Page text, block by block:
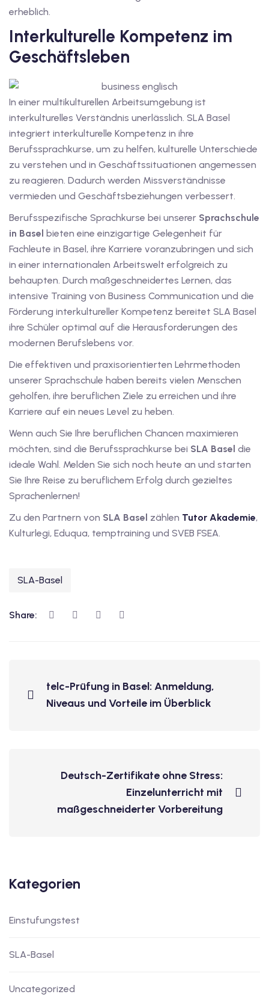
mit Gutschein
mit
den fide-Test
erheblich.
Interkulturelle Kompetenz im
Geschäftsleben
In einer multikulturellen Arbeitsumgebung ist
interkulturelles Verständnis unerlässlich. SLA Basel
integriert interkulturelle Kompetenz in ihre
Berufssprachkurse, um zu helfen, kulturelle Unterschiede
zu verstehen und in Geschäftssituationen angemessen
zu reagieren. Dadurch werden Missverständnisse
vermieden und Geschäftsbeziehungen verbessert.
Berufsspezifische Sprachkurse bei unserer Sprachschule
in Basel bieten eine einzigartige Gelegenheit für
Fachleute in Basel, ihre Karriere voranzubringen und sich
in einer internationalen Arbeitswelt erfolgreich zu
behaupten. Durch maßgeschneidertes Lernen, das
intensive Training von Business Communication und die
Förderung interkultureller Kompetenz bereitet SLA Basel
ihre Schüler optimal auf die Herausforderungen des
modernen Berufslebens vor.
Die effektiven und praxisorientierten Lehrmethoden
unserer Sprachschule haben bereits vielen Menschen
geholfen, ihre beruflichen Ziele zu erreichen und ihre
Karriere auf ein neues Level zu heben.
Wenn auch Sie Ihre beruflichen Chancen maximieren
möchten, sind die Berufssprachkurse bei SLA Basel die
ideale Wahl. Melden Sie sich noch heute an und starten
Sie Ihre Reise zu beruflichem Erfolg durch gezieltes
Sprachenlernen!
Zu den Partnern von SLA Basel zählen Tutor Akademie,
Kulturlegi, Eduqua, temptraining und SVEB FSEA.
SLA-Basel
Share:
telc-Prüfung in Basel: Anmeldung,
Niveaus und Vorteile im Überblick
Deutsch-Zertifikate ohne Stress:
Einzelunterricht mit
maßgeschneiderter Vorbereitung
Kategorien
Einstufungstest
SLA-Basel
Uncategorized